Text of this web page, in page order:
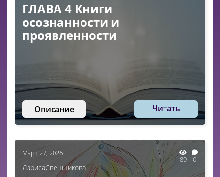
ГЛАВА 4 Книги
осознанности и
проявленности
Описание Читать
Март 27, 2026
89 0
ЛарисаСвешникова